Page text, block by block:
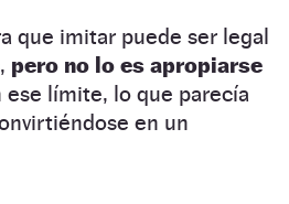
que imitar puede ser legal
pero no lo es apropiarse
ese límite, lo que parecía
en un